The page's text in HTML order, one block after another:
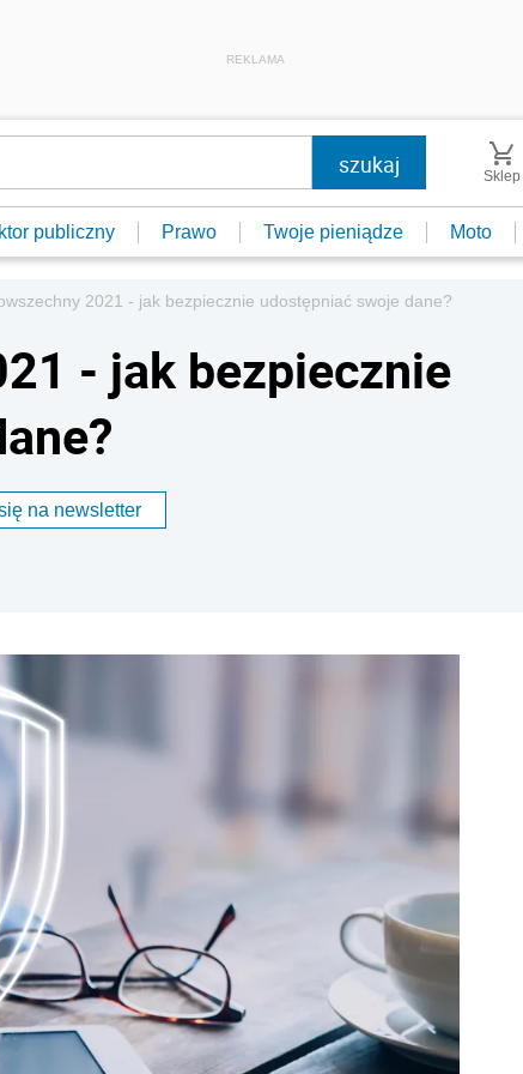
REKLAMA
Sklep
publiczny Prawo Twoje pieniądze Moto
2021 - jak bezpiecznie udostępniać swoje dane?
- jak bezpiecznie
na newsletter